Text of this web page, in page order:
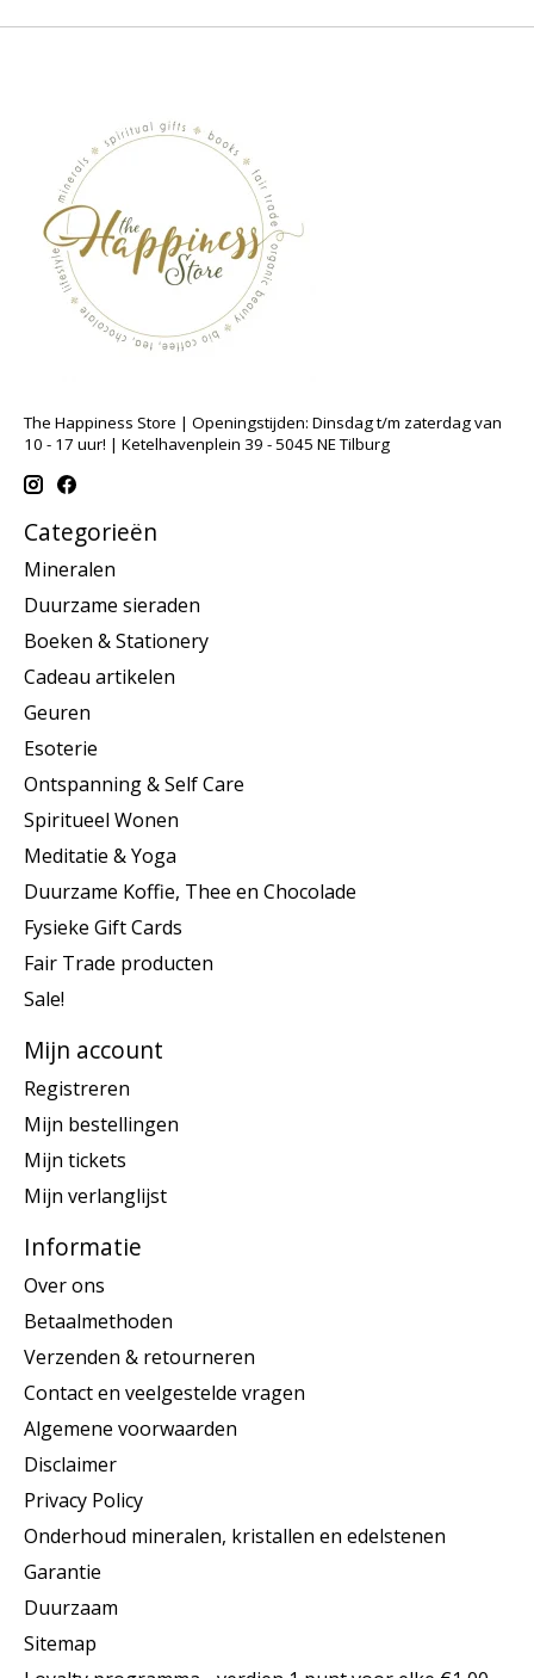
The Happiness Store | Openingstijden: Dinsdag t/m zaterdag van
10 - 17 uur! | Ketelhavenplein 39 - 5045 NE Tilburg
Categorieën
Mineralen
Duurzame sieraden
Boeken & Stationery
Cadeau artikelen
Geuren
Esoterie
Ontspanning & Self Care
Spiritueel Wonen
Meditatie & Yoga
Duurzame Koffie, Thee en Chocolade
Fysieke Gift Cards
Fair Trade producten
Sale!
Mijn account
Registreren
Mijn bestellingen
Mijn tickets
Mijn verlanglijst
Informatie
Over ons
Betaalmethoden
Verzenden & retourneren
Contact en veelgestelde vragen
Algemene voorwaarden
Disclaimer
Privacy Policy
Onderhoud mineralen, kristallen en edelstenen
Garantie
Duurzaam
Sitemap